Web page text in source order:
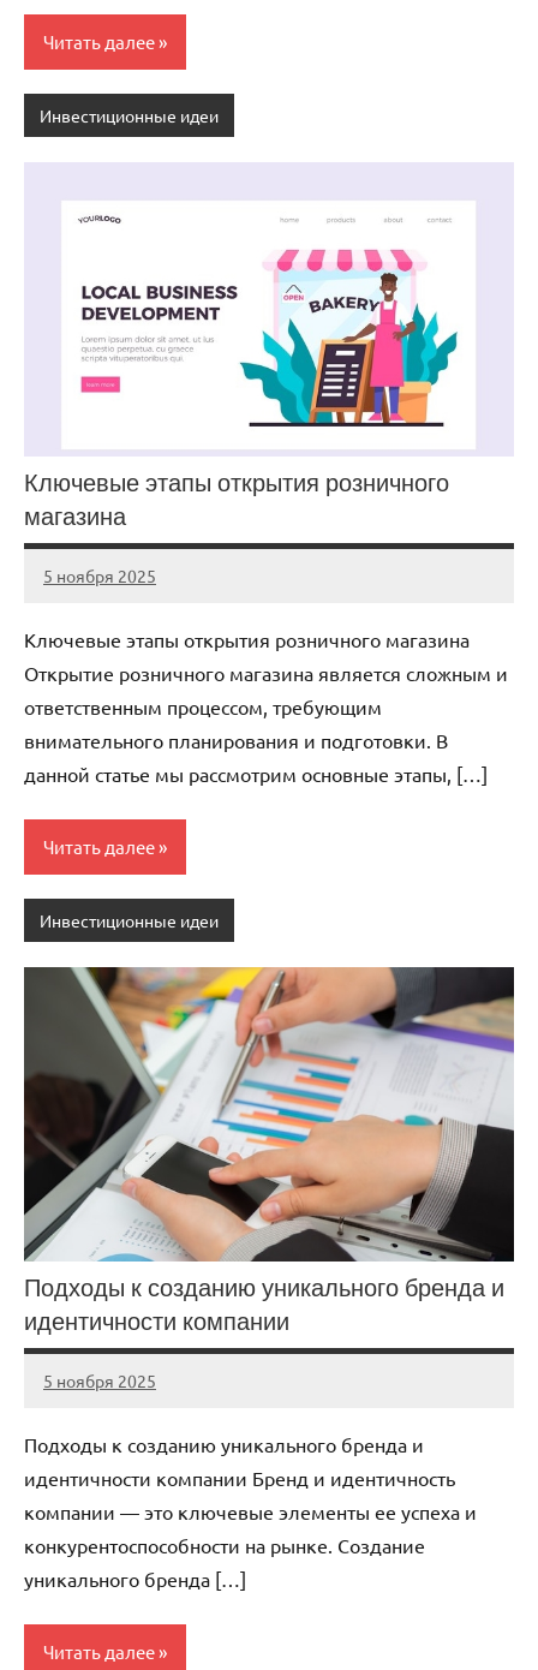
Читать далее
Инвестиционные идеи
Ключевые этапы открытия розничного
магазина
5 ноября 2025
cement_zavod
Нет
Ключевые этапы открытия розничного магазина
Открытие розничного магазина является сложным и
ответственным процессом, требующим
внимательного планирования и подготовки. В
данной статье мы рассмотрим основные этапы, […]
Читать далее
Инвестиционные идеи
Подходы к созданию уникального бренда и
идентичности компании
5 ноября 2025
cement_zavod
Нет
Подходы к созданию уникального бренда и
идентичности компании Бренд и идентичность
компании — это ключевые элементы ее успеха и
конкурентоспособности на рынке. Создание
уникального бренда […]
Читать далее